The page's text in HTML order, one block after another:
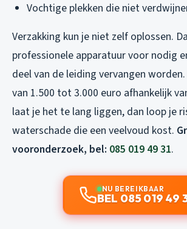
Vochtige plekken die niet
Verzakking kun je niet zelf oplossen.
professionele apparatuur voor nodig
deel van de leiding vervangen
van 1.500 tot 3.000 euro afhankelijk
laat je het te lang liggen, dan loop je
waterschade die een veelvoud kost.
vooronderzoek, bel: 085 019 49 31.
NU BEREIKBAAR
BEL 085 019 49